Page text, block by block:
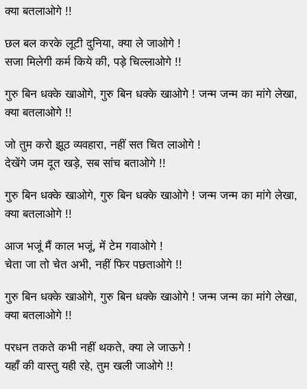
क्या बतलाओगे !!
छल बल करके लूटी दुनिया, क्या ले जाओगे !
सजा मिलेगी कर्म किये की, पड़े चिल्लाओगे !!
गुरु बिन धक्के खाओगे, गुरु बिन धक्के खाओगे ! जन्म जन्म का मांगे लेखा,
क्या बतलाओगे !!
जो तुम करो झूठ व्यवहारा, नहीं सत चित लाओगे !
देखेंगे जम दूत खड़े, सब सांच बताओगे !!
गुरु बिन धक्के खाओगे, गुरु बिन धक्के खाओगे ! जन्म जन्म का मांगे लेखा,
क्या बतलाओगे !!
आज भजूं मैं काल भजूं, में टेम गवाओगे !
चेता जा तो चेत अभी, नहीं फिर पछताओगे !!
गुरु बिन धक्के खाओगे, गुरु बिन धक्के खाओगे ! जन्म जन्म का मांगे लेखा,
क्या बतलाओगे !!
परधन तकते कभी नहीं थकते, क्या ले जाऊगे !
यहाँ की वास्तु यही रहे, तुम खली जाओगे !!